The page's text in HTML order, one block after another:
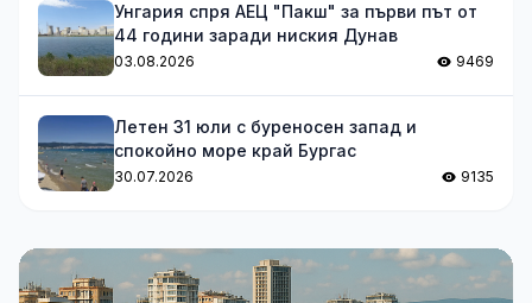
Унгария спря АЕЦ "Пакш" за първи път от
44 години заради ниския Дунав
03.08.2026 9469
Летен 31 юли с буреносен запад и
спокойно море край Бургас
30.07.2026 9135